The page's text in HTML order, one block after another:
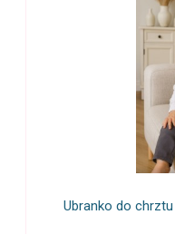
Ubranko do